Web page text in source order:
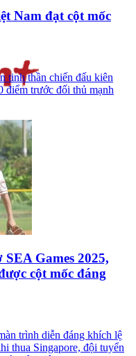
Nam đạt cột mốc
tinh thần chiến đấu kiên
điểm trước đối thủ mạnh
Games 2025,
cột mốc đáng
trình diễn đáng khích lệ
thua Singapore, đội tuyển